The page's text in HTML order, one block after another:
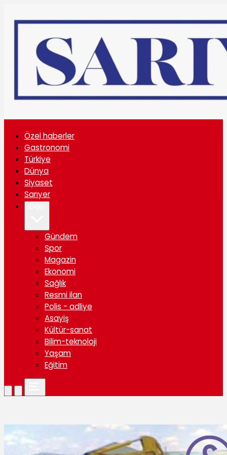
Özel haberler
Gastronomi
Türkiye
Dünya
Siyaset
Sarıyer
Gündem
Spor
Magazin
Ekonomi
Sağlık
Resmi ilan
Polis - adliye
Asayiş
Kültür-sanat
Bilim-teknoloji
Yaşam
Eğitim